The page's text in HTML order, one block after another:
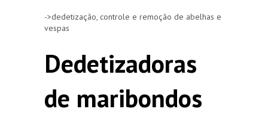
->dedetização, controle e remoção de abelhas e
vespas
Dedetizadoras
de maribondos